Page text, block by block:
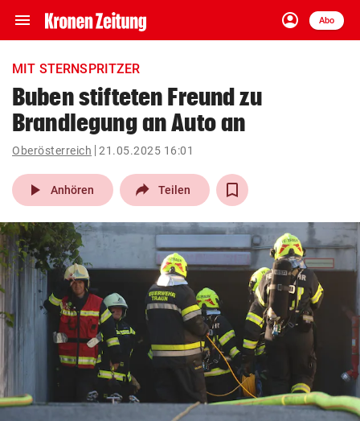
menu Navigation
ein-/ausklappen
account_circle
Anmelden
Abo
close Schließen
account_circle Anmelden
arrow_right
pin_drop
Wien arrow_right
bookmark
search
Suchbegriff
eingeben
© Krone Multimedia GmbH & Co KG 2026
Muthgasse 2, 1190 Wien
MIT STERNSPRITZER
Buben stifteten Freund zu
Brandlegung an Auto an
Oberösterreich 21.05.2025 16:01
play_arrow Anhören Teilen